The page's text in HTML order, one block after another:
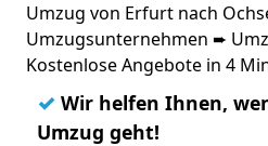
Umzug von Erfurt nach
Umzugsunternehmen ➨
Kostenlose Angebote in 4
✓ Wir helfen Ihnen,
Umzug geht!